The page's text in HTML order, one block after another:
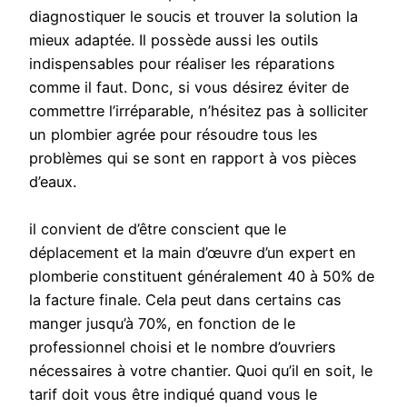
diagnostiquer le soucis et trouver la solution la
mieux adaptée. Il possède aussi les outils
indispensables pour réaliser les réparations
comme il faut. Donc, si vous désirez éviter de
commettre l’irréparable, n’hésitez pas à solliciter
un plombier agrée pour résoudre tous les
problèmes qui se sont en rapport à vos pièces
d’eaux.
il convient de d’être conscient que le
déplacement et la main d’œuvre d’un expert en
plomberie constituent généralement 40 à 50% de
la facture finale. Cela peut dans certains cas
manger jusqu’à 70%, en fonction de le
professionnel choisi et le nombre d’ouvriers
nécessaires à votre chantier. Quoi qu’il en soit, le
tarif doit vous être indiqué quand vous le